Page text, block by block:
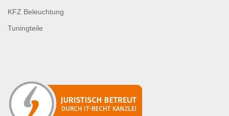
KFZ Beleuchtung
Tuningteile